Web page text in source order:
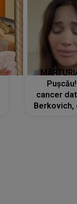
cancer
Berkovich,